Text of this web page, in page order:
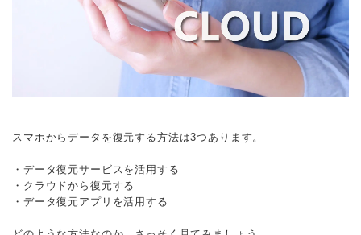
スマホからデータを復元する方法は3つあります。
・データ復元サービスを活用する
・クラウドから復元する
・データ復元アプリを活用する